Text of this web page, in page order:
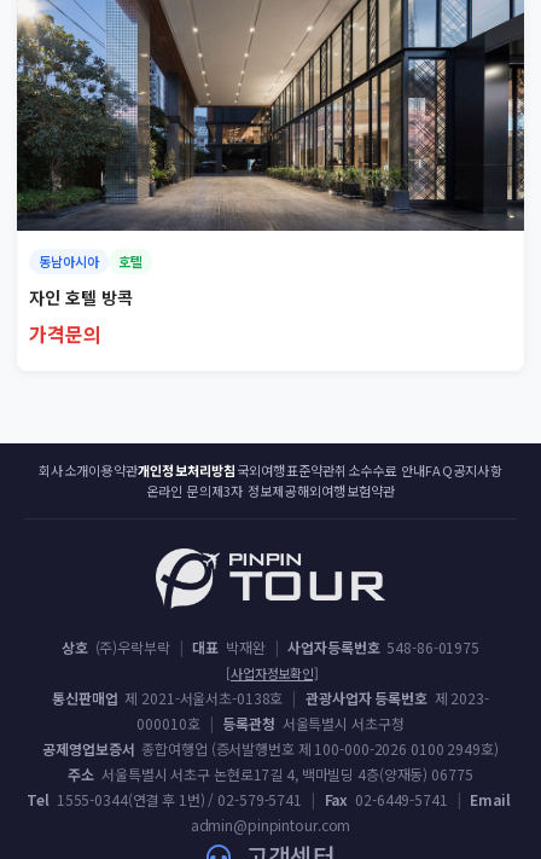
동남아시아 호텔
자인 호텔 방콕
가격문의
회사소개이용약관개인정보처리방침국외여행표준약관취소수수료 안내FAQ공지사항
온라인 문의제3자 정보제공해외여행보험약관
상호 (주)우락부락 | 대표 박재완 | 사업자등록번호 548-86-01975
[사업자정보확인]
통신판매업 제 2021-서울서초-0138호 | 관광사업자 등록번호 제 2023-
000010호 | 등록관청 서울특별시 서초구청
공제영업보증서 종합여행업 (증서발행번호 제 100-000-2026 0100 2949호)
주소 서울특별시 서초구 논현로17길 4, 백마빌딩 4층(양재동) 06775
Tel 1555-0344(연결 후 1번) / 02-579-5741 | Fax 02-6449-5741 | Email
admin@pinpintour.com